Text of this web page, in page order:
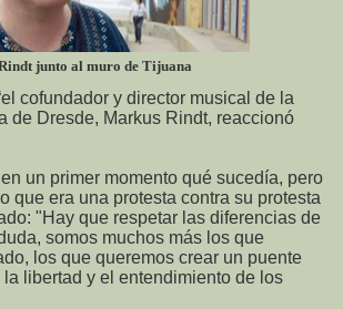
junto al muro de Tijuana
cofundador y director musical de la
de Dresde, Markus Rindt, reaccionó
un primer momento qué sucedía, pero
que era una protesta contra su protesta
"Hay que respetar las diferencias de
somos muchos más los que
los que queremos crear un puente
libertad y el entendimiento de los